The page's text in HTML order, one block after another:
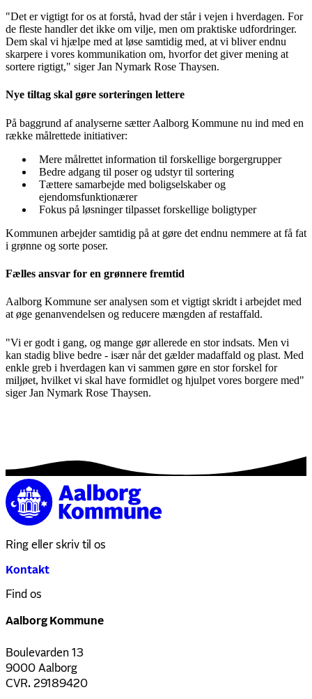
"Det er vigtigt for os at forstå, hvad der står i vejen i hverdagen. For
de fleste handler det ikke om vilje, men om praktiske udfordringer.
Dem skal vi hjælpe med at løse samtidig med, at vi bliver endnu
skarpere i vores kommunikation om, hvorfor det giver mening at
sortere rigtigt," siger Jan Nymark Rose Thaysen.
Nye tiltag skal gøre sorteringen lettere
På baggrund af analyserne sætter Aalborg Kommune nu ind med en
række målrettede initiativer:
Mere målrettet information til forskellige borgergrupper
Bedre adgang til poser og udstyr til sortering
Tættere samarbejde med boligselskaber og
ejendomsfunktionærer
Fokus på løsninger tilpasset forskellige boligtyper
Kommunen arbejder samtidig på at gøre det endnu nemmere at få fat
i grønne og sorte poser.
Fælles ansvar for en grønnere fremtid
Aalborg Kommune ser analysen som et vigtigt skridt i arbejdet med
at øge genanvendelsen og reducere mængden af restaffald.
"Vi er godt i gang, og mange gør allerede en stor indsats. Men vi
kan stadig blive bedre - især når det gælder madaffald og plast. Med
enkle greb i hverdagen kan vi sammen gøre en stor forskel for
miljøet, hvilket vi skal have formidlet og hjulpet vores borgere med"
siger Jan Nymark Rose Thaysen.
Ring eller skriv til os
Kontakt
Find os
Aalborg Kommune
Boulevarden 13
9000 Aalborg
CVR. 29189420